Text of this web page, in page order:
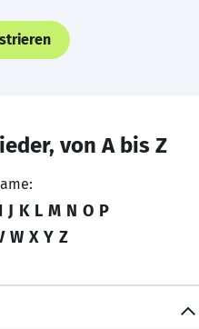
von A bis Z
I J K L M N O P
W X Y Z